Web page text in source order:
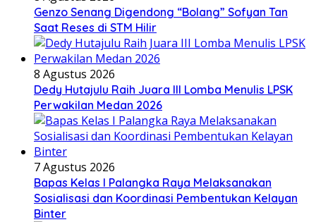
Genzo Senang Digendong “Bolang” Sofyan Tan
Saat Reses di STM Hilir
8 Agustus 2026
Dedy Hutajulu Raih Juara III Lomba Menulis LPSK
Perwakilan Medan 2026
7 Agustus 2026
Bapas Kelas I Palangka Raya Melaksanakan
Sosialisasi dan Koordinasi Pembentukan Kelayan
Binter